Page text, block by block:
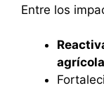
Entre los